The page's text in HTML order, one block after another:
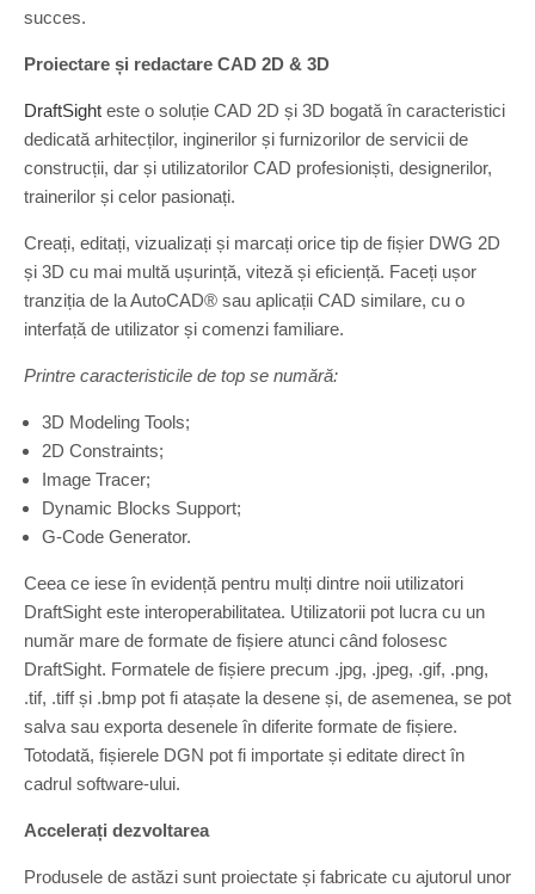
succes.
Proiectare și redactare CAD 2D & 3D
DraftSight este o soluție CAD 2D și 3D bogată în caracteristici
dedicată arhitecților, inginerilor și furnizorilor de servicii de
construcții, dar și utilizatorilor CAD profesioniști, designerilor,
trainerilor și celor pasionați.
Creați, editați, vizualizați și marcați orice tip de fișier DWG 2D
și 3D cu mai multă ușurință, viteză și eficiență. Faceți ușor
tranziția de la AutoCAD® sau aplicații CAD similare, cu o
interfață de utilizator și comenzi familiare.
Printre caracteristicile de top se numără:
3D Modeling Tools;
2D Constraints;
Image Tracer;
Dynamic Blocks Support;
G-Code Generator.
Ceea ce iese în evidență pentru mulți dintre noii utilizatori
DraftSight este interoperabilitatea. Utilizatorii pot lucra cu un
număr mare de formate de fișiere atunci când folosesc
DraftSight. Formatele de fișiere precum .jpg, .jpeg, .gif, .png,
.tif, .tiff și .bmp pot fi atașate la desene și, de asemenea, se pot
salva sau exporta desenele în diferite formate de fișiere.
Totodată, fișierele DGN pot fi importate și editate direct în
cadrul software-ului.
Accelerați dezvoltarea
Produsele de astăzi sunt proiectate și fabricate cu ajutorul unor